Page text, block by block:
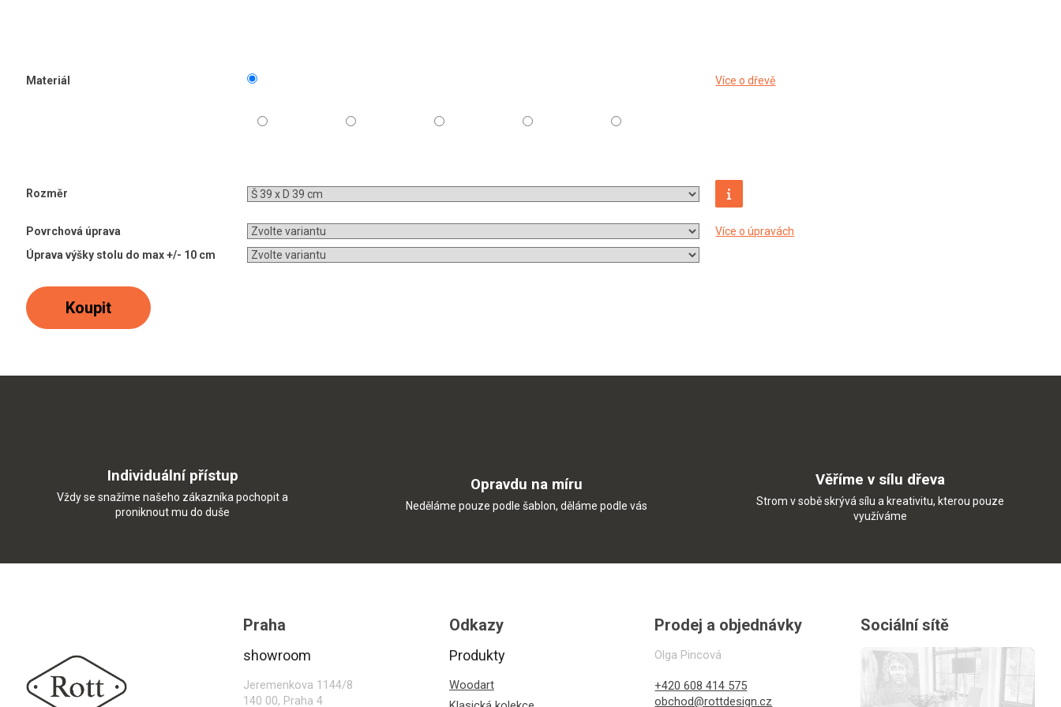
Materiál Více o dřevě
Rozměr
Povrchová úprava
Více o úpravách
Úprava výšky stolu do max +/- 10 cm
Koupit
Individuální přístup
Vždy se snažíme našeho zákazníka pochopit a
proniknout mu do duše
Opravdu na míru
Neděláme pouze podle šablon, děláme podle vás
Věříme v sílu dřeva
Strom v sobě skrývá sílu a kreativitu, kterou pouze
využíváme
Praha
showroom
Jeremenkova 1144/8
140 00, Praha 4
Odkazy
Produkty
Woodart
Prodej a objednávky
Olga Pincová
+420 608 414 575
obchod@rottdesign.cz
Sociální sítě